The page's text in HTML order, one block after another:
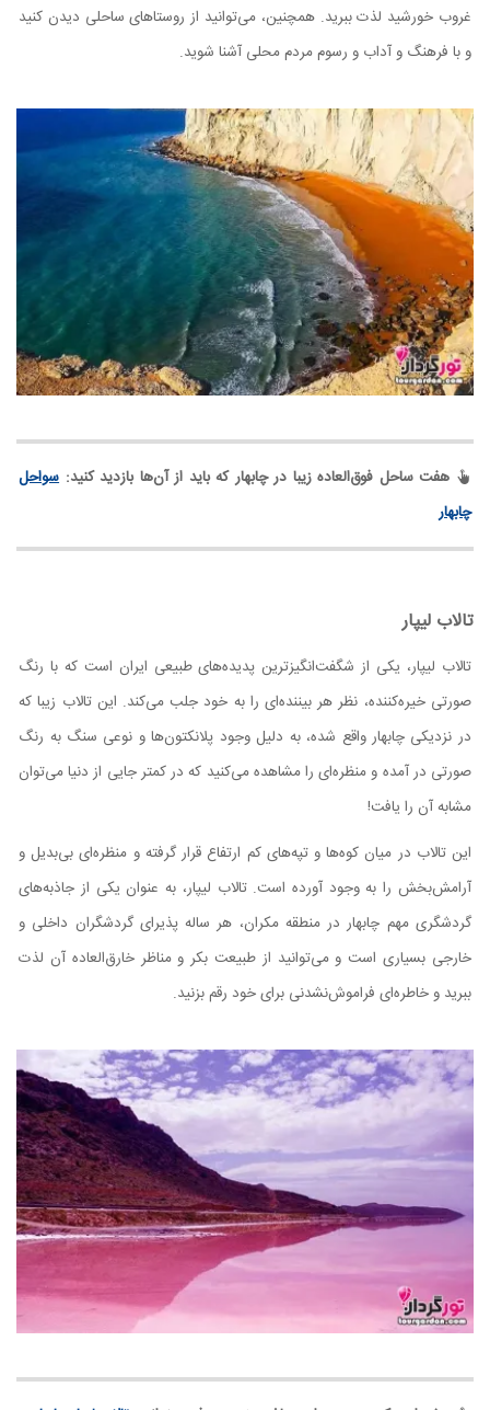
غروب خورشید لذت ببرید. همچنین، می‌توانید از روستاهای ساحلی دیدن کنید
و با فرهنگ و آداب و رسوم مردم محلی آشنا شوید.
هفت ساحل فوق‌العاده زیبا در چابهار که باید از آن‌ها بازدید کنید: سواحل
چابهار
تالاب لیپار
تالاب لیپار، یکی از شگفت‌انگیزترین پدیده‌های طبیعی ایران است که با رنگ
صورتی خیره‌کننده، نظر هر بیننده‌ای را به خود جلب می‌کند. این تالاب زیبا که
در نزدیکی چابهار واقع شده، به دلیل وجود پلانکتون‌ها و نوعی سنگ به رنگ
صورتی در آمده و منظره‌ای را مشاهده می‌کنید که در کمتر جایی از دنیا می‌توان
مشابه آن را یافت!
این تالاب در میان کوه‌ها و تپه‌های کم ارتفاع قرار گرفته و منظره‌ای بی‌بدیل و
آرامش‌بخش را به وجود آورده است. تالاب لیپار، به عنوان یکی از جاذبه‌های
گردشگری مهم چابهار در منطقه مکران، هر ساله پذیرای گردشگران داخلی و
خارجی بسیاری است و می‌توانید از طبیعت بکر و مناظر خارق‌العاده آن لذت
ببرید و خاطره‌ای فراموش‌نشدنی برای خود رقم بزنید.